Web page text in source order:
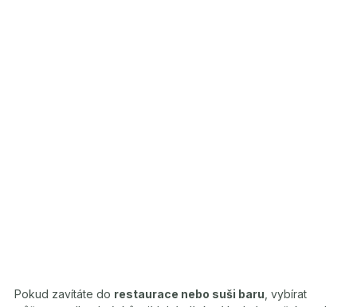
Pokud zavítáte do restaurace nebo suši baru , vybírat